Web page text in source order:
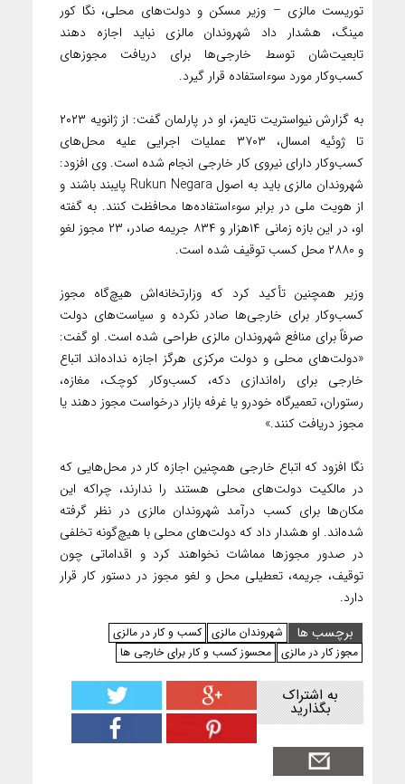
توریست مالزی – وزیر مسکن و دولت‌های محلی، نگا کور
مینگ، هشدار داد شهروندان مالزی نباید اجازه دهند
تابعیت‌شان توسط خارجی‌ها برای دریافت مجوزهای
کسب‌وکار مورد سوءاستفاده قرار گیرد.
به گزارش نیواستریت تایمز، او در پارلمان گفت: از ژانویه ۲۰۲۳
تا ژوئیه امسال، ۳۷۰۳ عملیات اجرایی علیه محل‌های
کسب‌وکار دارای نیروی کار خارجی انجام شده است. وی افزود:
شهروندان مالزی باید به اصول Rukun Negara پایبند باشند و
از هویت ملی در برابر سوءاستفاده‌ها محافظت کنند. به گفته
او، در این بازه زمانی ۱۴هزار و ۸۳۴ جریمه صادر، ۲۳ مجوز لغو
و ۲۸۸۰ محل کسب توقیف شده است.
وزیر همچنین تأکید کرد که وزارتخانه‌اش هیچ‌گاه مجوز
کسب‌وکار برای خارجی‌ها صادر نکرده و سیاست‌های دولت
صرفاً برای منافع شهروندان مالزی طراحی شده است. او گفت:
«دولت‌های محلی و دولت مرکزی هرگز اجازه نداده‌اند اتباع
خارجی برای راه‌اندازی دکه، کسب‌وکار کوچک، مغازه،
رستوران، تعمیرگاه خودرو یا غرفه بازار درخواست مجوز دهند یا
مجوز دریافت کنند.»
نگا افزود که اتباع خارجی همچنین اجازه کار در محل‌هایی که
در مالکیت دولت‌های محلی هستند را ندارند، چراکه این
مکان‌ها برای کسب درآمد شهروندان مالزی در نظر گرفته
شده‌اند. او هشدار داد که دولت‌های محلی با هیچ‌گونه تخلفی
در صدور مجوزها مماشات نخواهند کرد و اقداماتی چون
توقیف، جریمه، تعطیلی محل و لغو مجوز در دستور کار قرار
دارد.
برچسب ها
شهروندان مالزی کسب و کار در مالزی
مجوز کار در مالزی محسوز کسب و کار برای خارجی ها
به اشتراک
بگذارید